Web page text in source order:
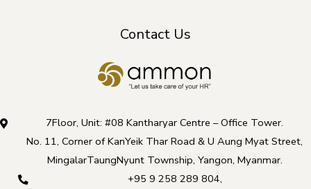
Contact Us
7Floor, Unit: #08 Kantharyar Centre – Office Tower.
No. 11, Corner of KanYeik Thar Road & U Aung Myat Street,
MingalarTaungNyunt Township, Yangon, Myanmar.
+95 9 258 289 804,